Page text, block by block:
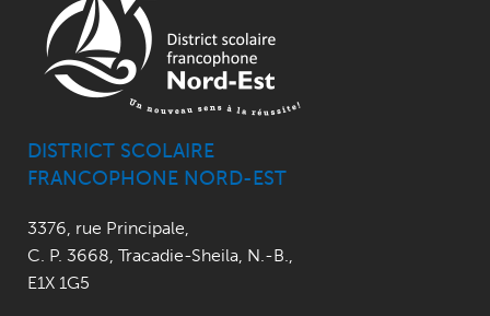
DISTRICT SCOLAIRE
FRANCOPHONE NORD-EST
3376, rue Principale,
C. P. 3668, Tracadie-Sheila, N.-B.,
E1X 1G5